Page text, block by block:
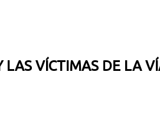
LAS VÍCTIMAS DE LA